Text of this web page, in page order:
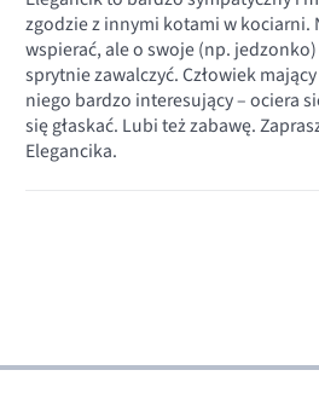
zgodzie z innymi kotami w kociarni.
wspierać, ale o swoje (np.
sprytnie zawalczyć. Człowiek
niego bardzo interesujący – ociera
się głaskać. Lubi też zabawę.
Elegancika.